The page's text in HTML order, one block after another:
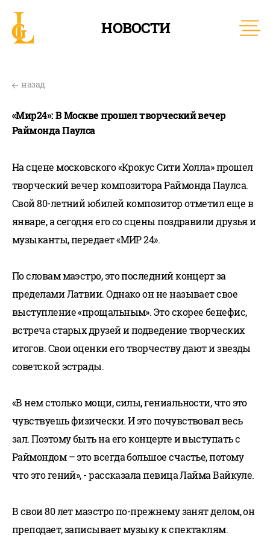
НОВОСТИ
назад
«Мир24»: В Москве прошел творческий вечер
Раймонда Паулса
На сцене московского «Крокус Сити Холла» прошел
творческий вечер композитора Раймонда Паулса.
Свой 80-летний юбилей композитор отметил еще в
январе, а сегодня его со сцены поздравили друзья и
музыканты, передает «МИР 24».
По словам маэстро, это последний концерт за
пределами Латвии. Однако он не называет свое
выступление «прощальным». Это скорее бенефис,
встреча старых друзей и подведение творческих
итогов. Свои оценки его творчеству дают и звезды
советской эстрады.
«В нем столько мощи, силы, гениальности, что это
чувствуешь физически. И это почувствовал весь
зал. Поэтому быть на его концерте и выступать с
Раймондом – это всегда большое счастье, потому
что это гений», - рассказала певица Лайма Вайкуле.
В свои 80 лет маэстро по-прежнему занят делом, он
преподает, записывает музыку к спектаклям.